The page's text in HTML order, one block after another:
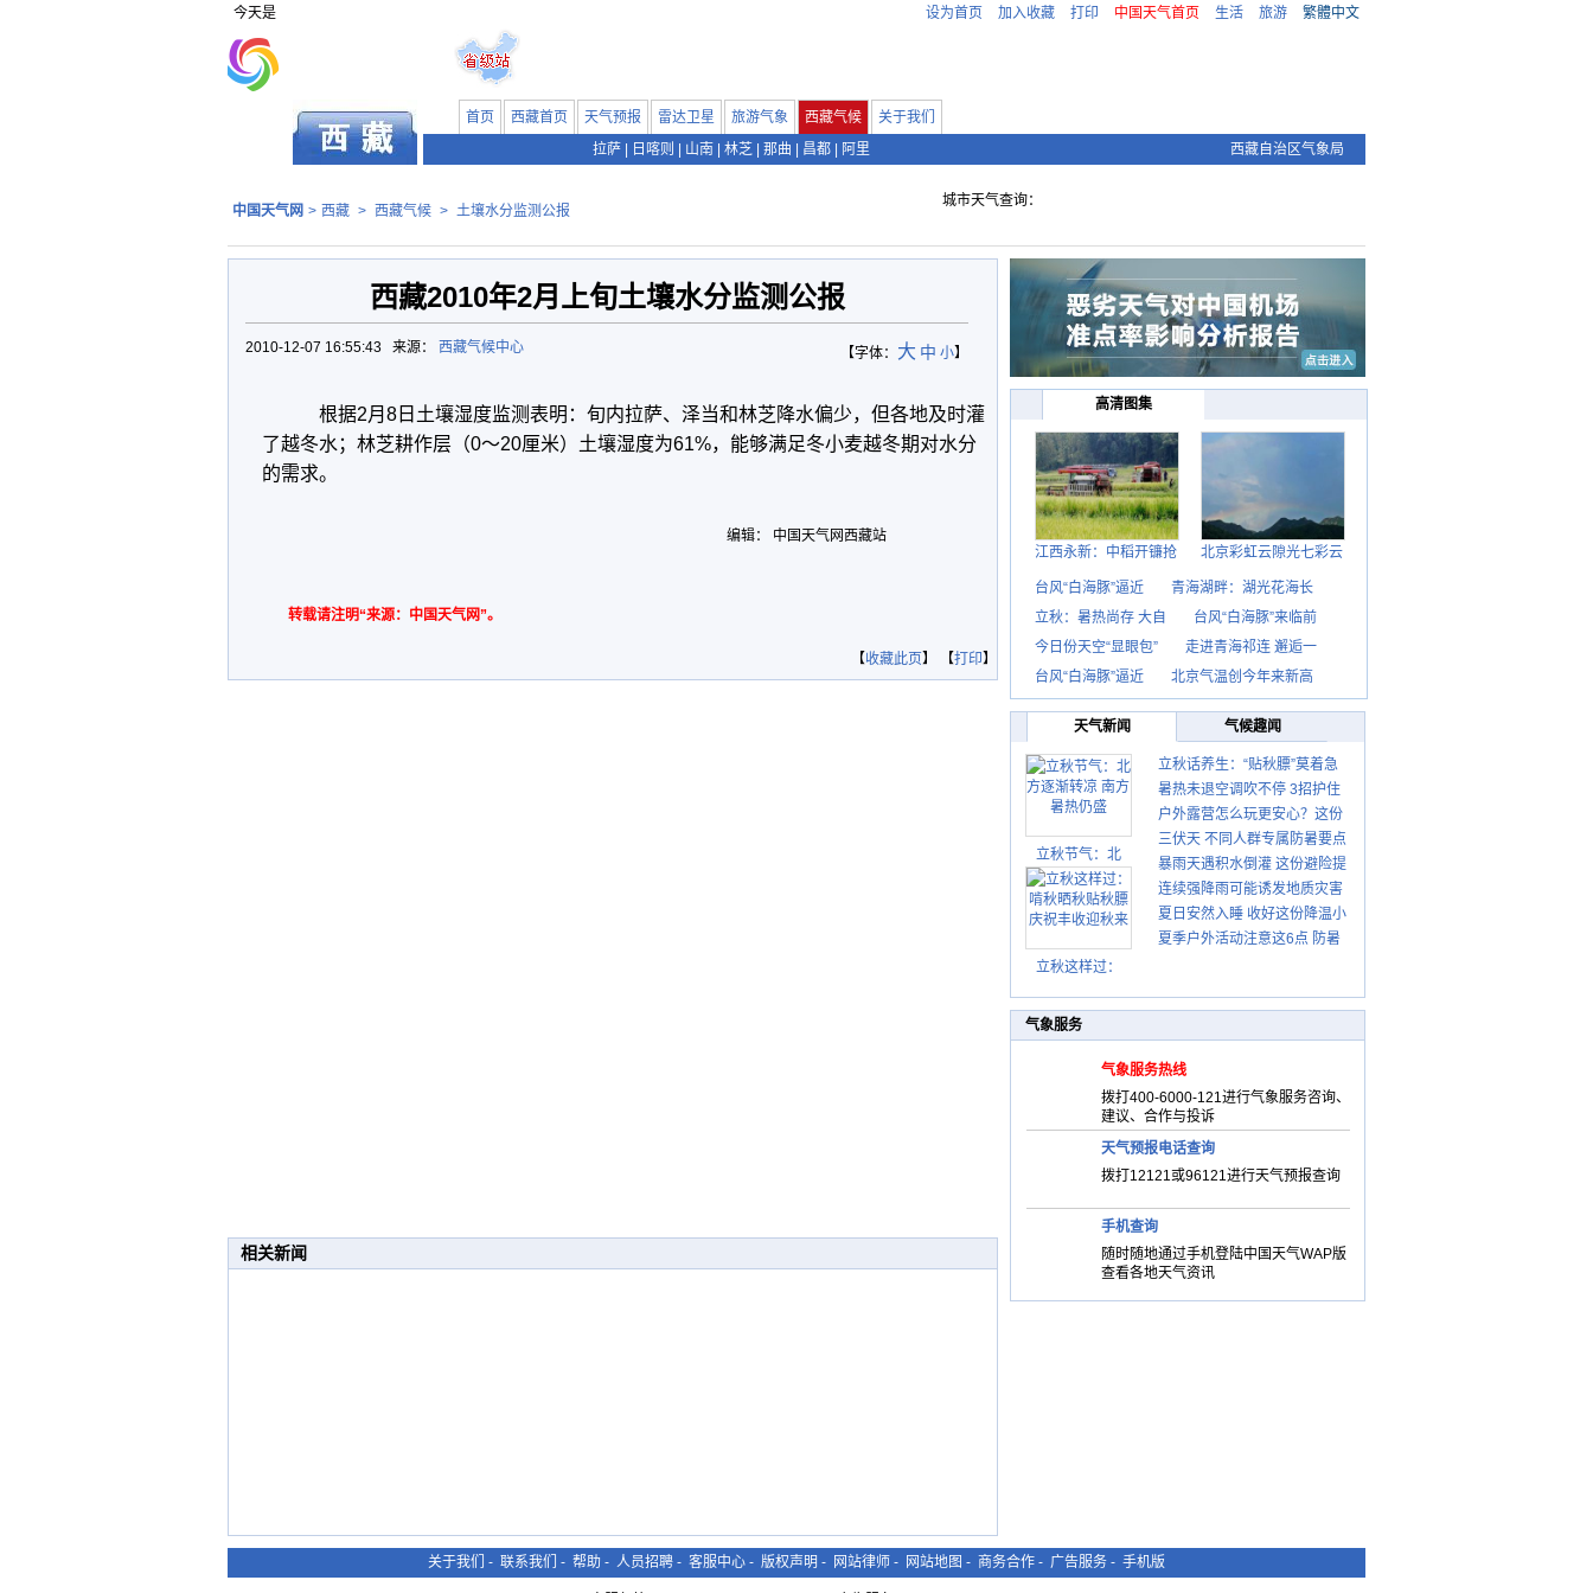
今天是 设为首页 加入收藏 打印 中国天气首页 生活 旅游 繁體中文
首页 西藏首页 天气预报 雷达卫星 旅游气象 西藏气候
关于我们
拉萨
日喀则 山南 林芝 那曲 昌都 阿里 西藏自治区气象局
中国天气网 > 西藏 > 西藏气候 > 土壤水分监测公报
城市天气查询：
西藏2010年2月上旬土壤水分监测公报
【字体： 大 中 小】
2010-12-07 16:55:43 来源： 西藏气候中心
根据2月8日土壤湿度监测表明：旬内拉萨、泽当和林芝降水偏少，但各地及时灌
了越冬水；林芝耕作层（0～20厘米）土壤湿度为61%，能够满足冬小麦越冬期对水分
的需求。
编辑： 中国天气网西藏站
转载请注明“来源：中国天气网”。
【收藏此页】 【打印】
相关新闻
高清图集
江西永新：中稻开镰抢 北京彩虹云隙光七彩云
台风“白海豚”逼近
青海湖畔：湖光花海长
立秋：暑热尚存 大自
台风“白海豚”来临前
今日份天空“显眼包”
走进青海祁连 邂逅一
台风“白海豚”逼近
北京气温创今年来新高
天气新闻 气候趣闻
立秋节气：北
立秋这样过：
立秋话养生：“贴秋膘”莫着急
先清暑再防燥
暑热未退空调吹不停 3招护住
肩颈不酸痛
户外露营怎么玩更安心？这份
攻略请收好
三伏天 不同人群专属防暑要点
请收好
暴雨天遇积水倒灌 这份避险提
示请收好
连续强降雨可能诱发地质灾害
这些前兆要知道
夏日安然入睡 收好这份降温小
贴士
夏季户外活动注意这6点 防暑
气象服务
气象服务热线
拨打400-6000-121进行气象服务咨询、
建议、合作与投诉
天气预报电话查询
拨打12121或96121进行天气预报查询
手机查询
随时随地通过手机登陆中国天气WAP版
查看各地天气资讯
关于我们 - 联系我们 - 帮助 - 人员招聘 - 客服中心 - 版权声明 - 网站律师 - 网站地图 - 商务合作 - 广告服务 - 手机版